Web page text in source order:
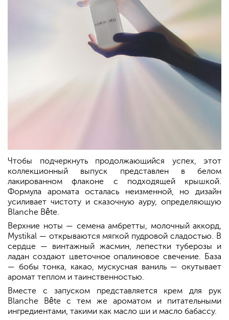
Чтобы подчеркнуть продолжающийся успех, этот
коллекционный выпуск представлен в белом
лакированном флаконе с подходящей крышкой.
Формула аромата осталась неизменной, но дизайн
усиливает чистоту и сказочную ауру, определяющую
Blanche Bête.
Верхние ноты — семена амбретты, молочный аккорд,
Mystikal — открываются мягкой пудровой сладостью. В
сердце — винтажный жасмин, лепестки туберозы и
ладан создают цветочное опалиновое свечение. База
— бобы тонка, какао, мускусная ваниль — окутывает
аромат теплом и таинственностью.
Вместе с запуском представляется крем для рук
Blanche Bête с тем же ароматом и питательными
ингредиентами, такими как масло ши и масло бабассу.